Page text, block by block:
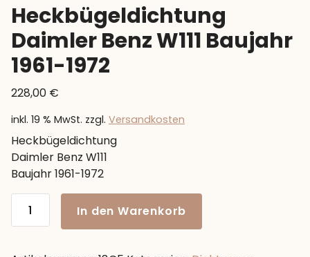
Heckbügeldichtung
Daimler Benz W111 Baujahr
1961-1972
228,00 €
inkl. 19 % MwSt. zzgl. Versandkosten
Heckbügeldichtung
Daimler Benz W111
Baujahr 1961-1972
Heckbügeldichtung
Daimler
In den Warenkorb